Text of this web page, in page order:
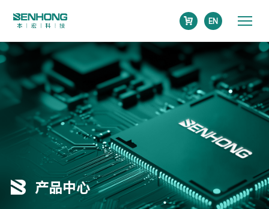
EN
产品中心